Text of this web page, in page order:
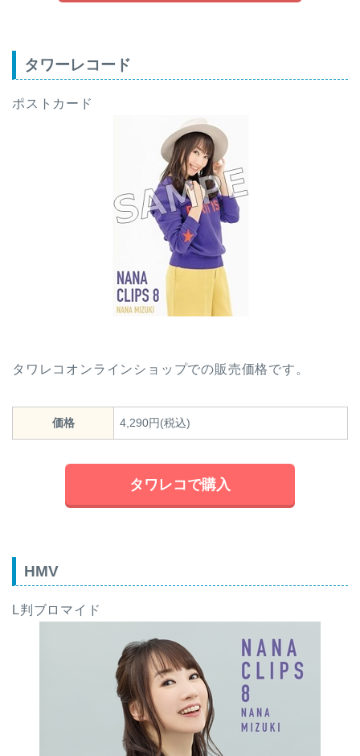
タワーレコード
ポストカード
タワレコオンラインショップでの販売価格です。
価格 4,290円(税込)
タワレコで購入
HMV
L判ブロマイド